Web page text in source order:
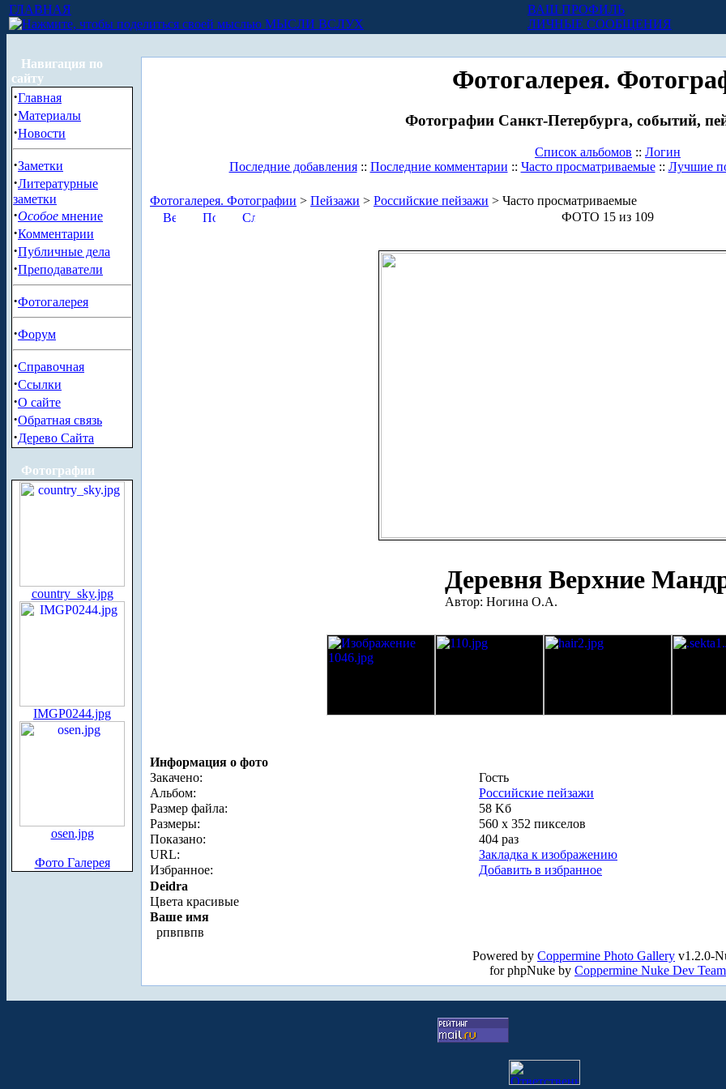
ГЛАВНАЯ
МЫСЛИ ВСЛУХ
ВАШ ПРОФИЛЬ
ЛИЧНЫЕ СООБЩЕНИЯ
Навигация по
сайту
·Главная
·Материалы
·Новости
·Заметки
·Литературные
заметки
·Особое мнение
·Комментарии
·Публичные дела
·Преподаватели
·Фотогалерея
·Форум
·Справочная
·Ссылки
·О сайте
·Обратная связь
·Дерево Сайта
Фотографии
country_sky.jpg
IMGP0244.jpg
osen.jpg
Фото Галерея
Фотогалерея.
Фотографии Санкт-Петербурга, событий,
Список альбомов :: Логин
Последние добавления:: Последние комментарии :: Часто просматриваемые:: Лучшие
Фотогалерея. Фотографии > Пейзажи > Российские пейзажи > Часто просматриваемые
ФОТО 15 из 109
Деревня Верхние
Автор: Ногина О.А.
Информация о фото
Закачено:
Гость
Альбом:
Российские пейзажи
Размер файла:
58 Kб
Размеры:
560 x 352 пикселов
Показано:
404 раз
URL:
Закладка к изображению
Избранное:
Добавить в избранное
Deidra
Цвета красивые
Ваше имя
рпвпвпв
Powered by Coppermine Photo Gallery v1.2.0-
for phpNuke by Coppermine Nuke Dev Team